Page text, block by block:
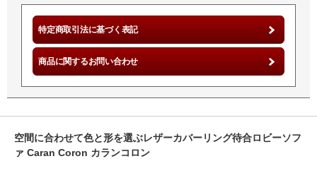
特定商取引法に基づく表記
商品に関するお問い合わせ
空間に合わせて色と形を選ぶレザーカバーリング待合ロビーソフ
ァ Caran Coron カランコロン